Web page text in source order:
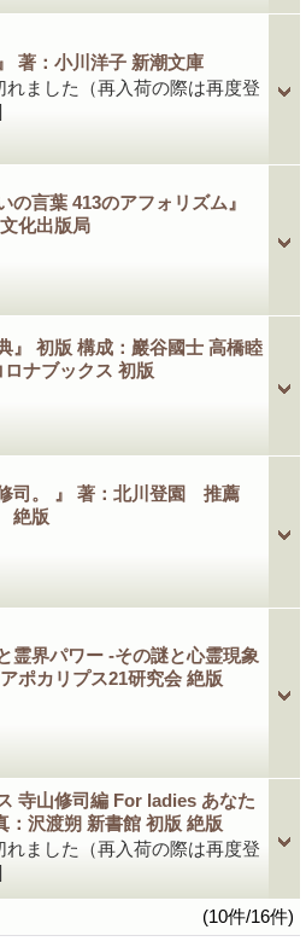
著：小川洋子 新潮文庫
れました（再入荷の際は再度登
の言葉 413のアフォリズム』
化出版局
』 初版 構成：巖谷國士 高橋睦
ナブックス 初版
修司。 』 著：北川登園 推薦
絶版
霊界パワー -その謎と心霊現象
ポカリプス21研究会 絶版
寺山修司編 For ladies あなた
：沢渡朔 新書館 初版 絶版
れました（再入荷の際は再度登
(10件/16件)